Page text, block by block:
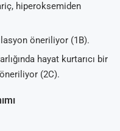
hiperoksemiden
öneriliyor (1B).
hayat kurtarıcı bir
(2C).